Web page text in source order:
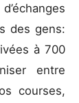
des gens:
à 700
entre
courses,